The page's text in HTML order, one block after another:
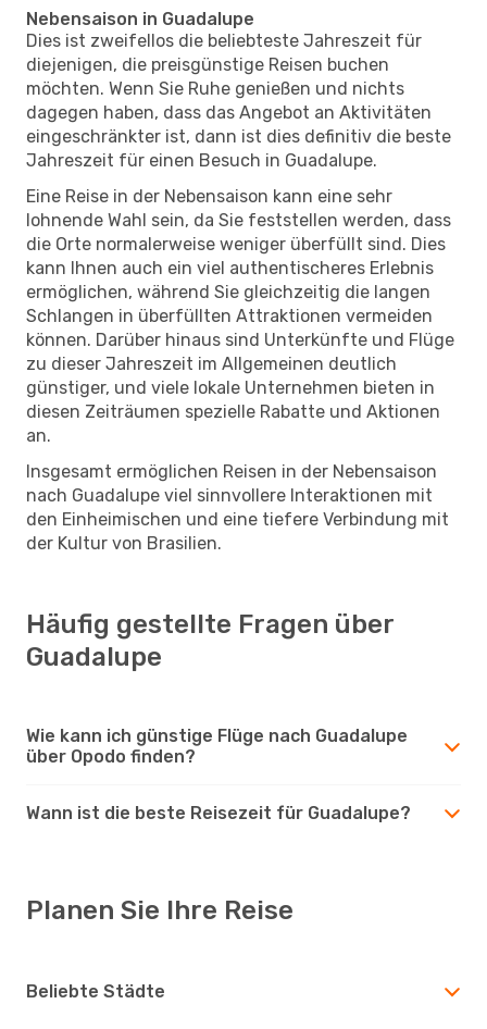
Nebensaison in Guadalupe
Dies ist zweifellos die beliebteste Jahreszeit für
diejenigen, die preisgünstige Reisen buchen
möchten. Wenn Sie Ruhe genießen und nichts
dagegen haben, dass das Angebot an Aktivitäten
eingeschränkter ist, dann ist dies definitiv die beste
Jahreszeit für einen Besuch in Guadalupe.
Eine Reise in der Nebensaison kann eine sehr
lohnende Wahl sein, da Sie feststellen werden, dass
die Orte normalerweise weniger überfüllt sind. Dies
kann Ihnen auch ein viel authentischeres Erlebnis
ermöglichen, während Sie gleichzeitig die langen
Schlangen in überfüllten Attraktionen vermeiden
können. Darüber hinaus sind Unterkünfte und Flüge
zu dieser Jahreszeit im Allgemeinen deutlich
günstiger, und viele lokale Unternehmen bieten in
diesen Zeiträumen spezielle Rabatte und Aktionen
an.
Insgesamt ermöglichen Reisen in der Nebensaison
nach Guadalupe viel sinnvollere Interaktionen mit
den Einheimischen und eine tiefere Verbindung mit
der Kultur von Brasilien.
Häufig gestellte Fragen über
Guadalupe
Wie kann ich günstige Flüge nach Guadalupe
über Opodo finden?
Wann ist die beste Reisezeit für Guadalupe?
Planen Sie Ihre Reise
Beliebte Städte